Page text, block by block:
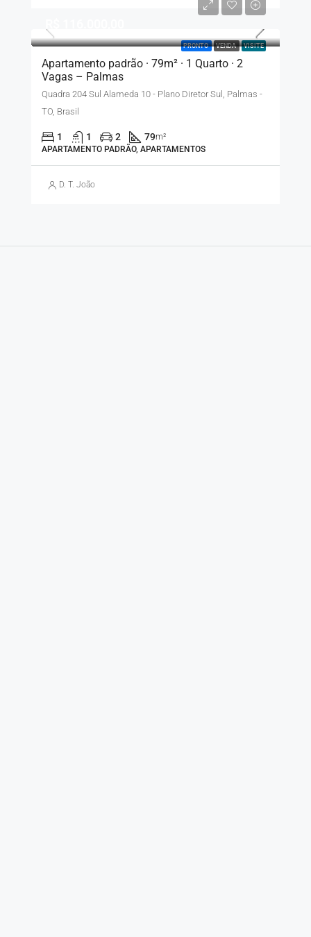
PRONTO VENDA VISITE
Apartamento padrão · 79m² · 1 Quarto · 2
Vagas – Palmas
Quadra 204 Sul Alameda 10 - Plano Diretor Sul, Palmas -
TO, Brasil
1 1 2 79m²
APARTAMENTO PADRÃO, APARTAMENTOS
D. T. João